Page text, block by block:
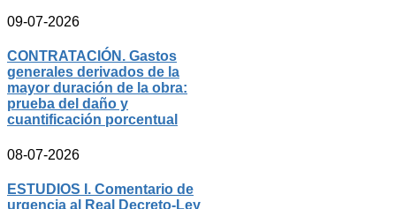
09-07-2026
CONTRATACIÓN. Gastos
generales derivados de la
mayor duración de la obra:
prueba del daño y
cuantificación porcentual
08-07-2026
ESTUDIOS I. Comentario de
urgencia al Real Decreto-Ley